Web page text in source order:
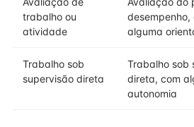
trabalho ou
atividade
desempenho,
alguma
Trabalho sob
supervisão direta
Trabalho sob
direta, com
autonomia